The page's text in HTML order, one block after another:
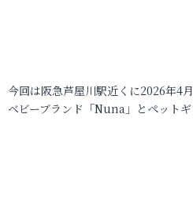
今回は阪急芦屋川駅近くに2026年4
ベビーブランド「Nuna」とペット